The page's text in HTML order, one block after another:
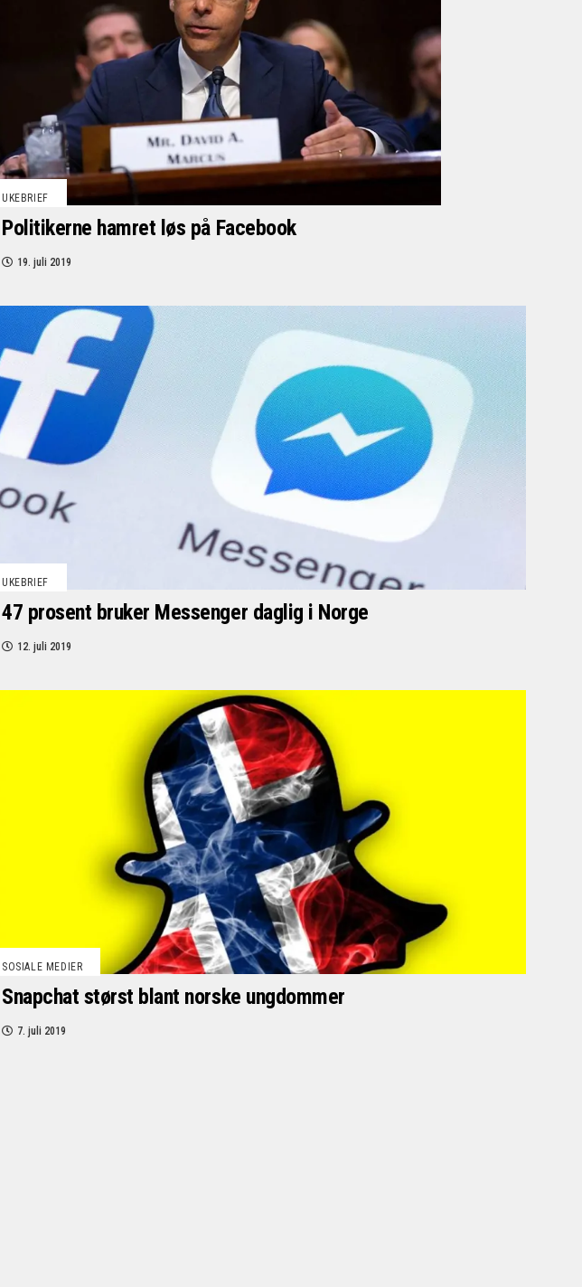
UKEBRIEF
Politikerne hamret løs på Facebook
19. juli 2019
UKEBRIEF
47 prosent bruker Messenger daglig i Norge
12. juli 2019
SOSIALE MEDIER
Snapchat størst blant norske ungdommer
7. juli 2019